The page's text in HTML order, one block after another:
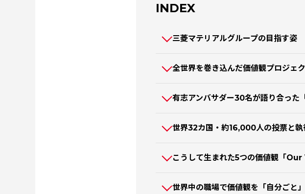
INDEX
三菱マテリアルグループの目指す姿
全世界を巻き込んだ価値観プロジェ
有志アンバサダー30名が語り合った
世界32カ国・約16,000人の投票と執
こうして生まれた5つの価値観「Our
世界中の職場で価値観を「自分ごと